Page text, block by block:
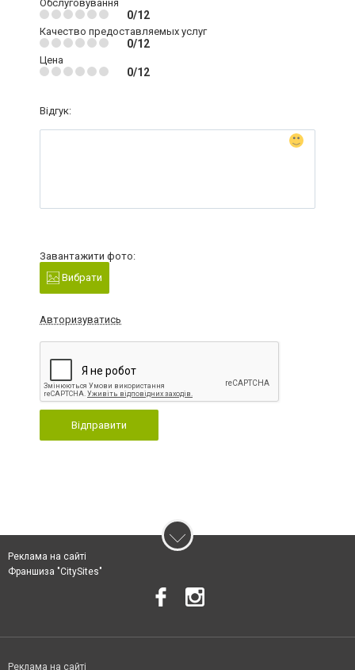
Обслуговування
0/12
Качество предоставляемых услуг
0/12
Цена
0/12
Відгук:
Завантажити фото:
Вибрати
Авторизуватись
Відправити
Реклама на сайті
Франшиза "CitySites"
Реклама на сайті